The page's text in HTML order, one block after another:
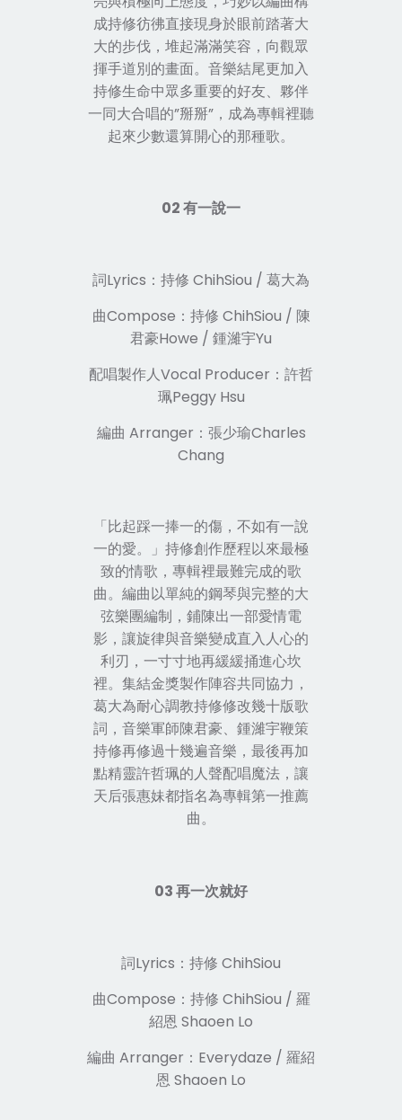
成持修彷彿直接現身於眼前踏著大
大的步伐，堆起滿滿笑容，向觀眾
揮手道別的畫面。音樂結尾更加入
持修生命中眾多重要的好友、夥伴
一同大合唱的”掰掰”，成為專輯裡聽
起來少數還算開心的那種歌。
02 有一說一
詞Lyrics：持修 ChihSiou / 葛大為
曲Compose：持修 ChihSiou / 陳
君豪Howe / 鍾濰宇Yu
配唱製作人Vocal Producer：許哲
珮Peggy Hsu
編曲 Arranger：張少瑜Charles
Chang
「比起踩一捧一的傷，不如有一說
一的愛。」持修創作歷程以來最極
致的情歌，專輯裡最難完成的歌
曲。編曲以單純的鋼琴與完整的大
弦樂團編制，鋪陳出一部愛情電
影，讓旋律與音樂變成直入人心的
利刃，一寸寸地再緩緩捅進心坎
裡。集結金獎製作陣容共同協力，
葛大為耐心調教持修修改幾十版歌
詞，音樂軍師陳君豪、鍾濰宇鞭策
持修再修過十幾遍音樂，最後再加
點精靈許哲珮的人聲配唱魔法，讓
天后張惠妹都指名為專輯第一推薦
曲。
03 再一次就好
詞Lyrics：持修 ChihSiou
曲Compose：持修 ChihSiou / 羅
紹恩 Shaoen Lo
編曲 Arranger：Everydaze / 羅紹
恩 Shaoen Lo